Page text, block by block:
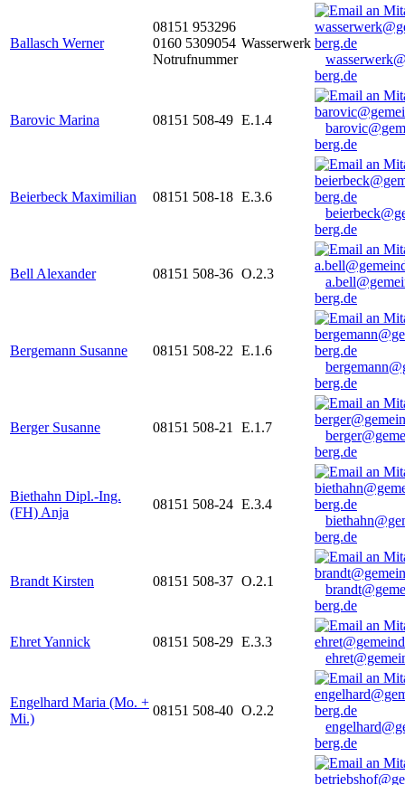
Ballasch Werner
08151 953296
0160 5309054
Notrufnummer
Wasserwerk
berg.de
Barovic Marina 08151 508-49 E.1.4
berg.de
Beierbeck Maximilian 08151 508-18 E.3.6
berg.de
Bell Alexander 08151 508-36 O.2.3
berg.de
Bergemann Susanne 08151 508-22 E.1.6
berg.de
Berger Susanne 08151 508-21 E.1.7
berg.de
Biethahn Dipl.-Ing.
(FH) Anja
08151 508-24 E.3.4
berg.de
Brandt Kirsten 08151 508-37 O.2.1
berg.de
Ehret Yannick 08151 508-29 E.3.3
Engelhard Maria (Mo. +
Mi.)
08151 508-40 O.2.2
berg.de